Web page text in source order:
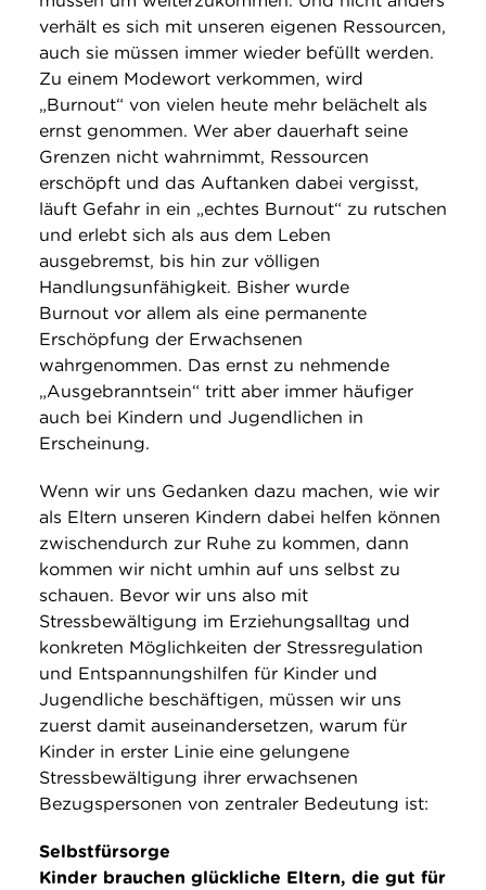
verhält es sich mit unseren eigenen Ressourcen,
auch sie müssen immer wieder befüllt werden.
Zu einem Modewort verkommen, wird
„Burnout“ von vielen heute mehr belächelt als
ernst genommen. Wer aber dauerhaft seine
Grenzen nicht wahrnimmt, Ressourcen
erschöpft und das Auftanken dabei vergisst,
läuft Gefahr in ein „echtes Burnout“ zu rutschen
und erlebt sich als aus dem Leben
ausgebremst, bis hin zur völligen
Handlungsunfähigkeit. Bisher wurde
Burnout vor allem als eine permanente
Erschöpfung der Erwachsenen
wahrgenommen. Das ernst zu nehmende
„Ausgebranntsein“ tritt aber immer häufiger
auch bei Kindern und Jugendlichen in
Erscheinung.
Wenn wir uns Gedanken dazu machen, wie wir
als Eltern unseren Kindern dabei helfen können
zwischendurch zur Ruhe zu kommen, dann
kommen wir nicht umhin auf uns selbst zu
schauen. Bevor wir uns also mit
Stressbewältigung im Erziehungsalltag und
konkreten Möglichkeiten der Stressregulation
und Entspannungshilfen für Kinder und
Jugendliche beschäftigen, müssen wir uns
zuerst damit auseinandersetzen, warum für
Kinder in erster Linie eine gelungene
Stressbewältigung ihrer erwachsenen
Bezugspersonen von zentraler Bedeutung ist:
Selbstfürsorge
Kinder brauchen glückliche Eltern, die gut für